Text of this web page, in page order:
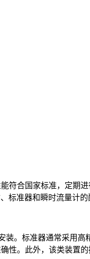
合国家标准，定期
标准器和瞬时流量计
。标准器通常采用高
。此外，该类装置